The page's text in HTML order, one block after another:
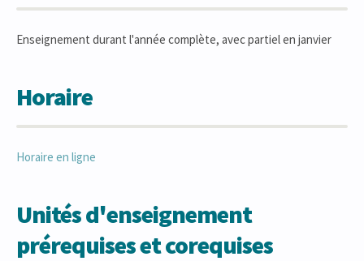
Enseignement durant l'année complète, avec partiel en janvier
Horaire
Horaire en ligne
Unités d'enseignement
prérequises et corequises